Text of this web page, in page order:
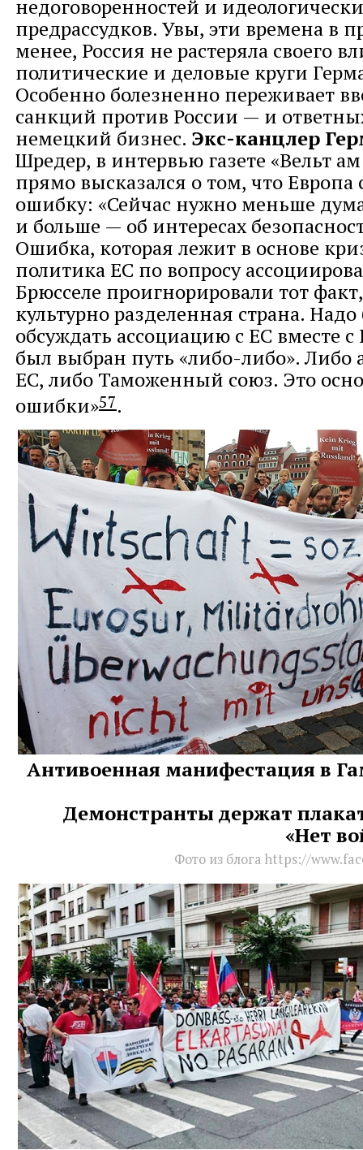
недоговоренностей и
предрассудков. Увы, эти времена в
менее, Россия не растеряла своего
политические и деловые круги
Особенно болезненно переживает
санкций против России — и
немецкий бизнес. Экс-канцлер
Шредер, в интервью газете «Вельт
прямо высказался о том, что Европа
ошибку: «Сейчас нужно меньше
и больше — об интересах
Ошибка, которая лежит в основе
политика ЕС по вопросу
Брюсселе проигнорировали тот
культурно разделенная страна.
обсуждать ассоциацию с ЕС вместе с
был выбран путь «либо-либо». Либо
ЕС, либо Таможенный союз. Это
ошибки»57.
Антивоенная манифестация в
Демонстранты держат
«Нет
Фото из блога https://